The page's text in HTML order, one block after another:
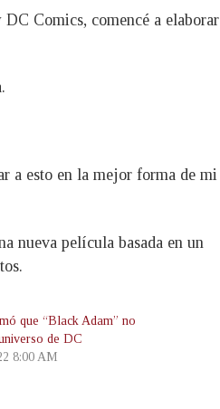
Comics, comencé a elaborar
a esto en la mejor forma de mi
nueva película basada en un
que “Black Adam” no
de DC
8:00 AM